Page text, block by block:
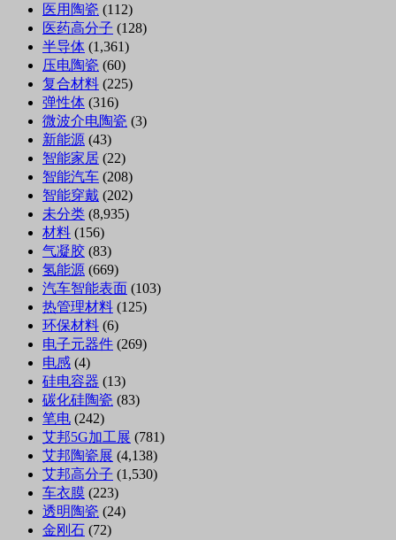
医用陶瓷 (112)
医药高分子 (128)
半导体 (1,361)
压电陶瓷 (60)
复合材料 (225)
弹性体 (316)
微波介电陶瓷 (3)
新能源 (43)
智能家居 (22)
智能汽车 (208)
智能穿戴 (202)
未分类 (8,935)
材料 (156)
气凝胶 (83)
氢能源 (669)
汽车智能表面 (103)
热管理材料 (125)
环保材料 (6)
电子元器件 (269)
电感 (4)
硅电容器 (13)
碳化硅陶瓷 (83)
笔电 (242)
艾邦5G加工展 (781)
艾邦陶瓷展 (4,138)
艾邦高分子 (1,530)
车衣膜 (223)
透明陶瓷 (24)
金刚石 (72)